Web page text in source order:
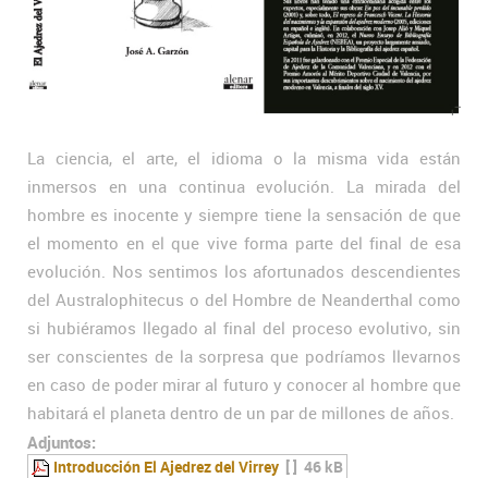
La ciencia, el arte, el idioma o la misma vida están
inmersos en una continua evolución. La mirada del
hombre es inocente y siempre tiene la sensación de que
el momento en el que vive forma parte del final de esa
evolución. Nos sentimos los afortunados descendientes
del Australophitecus o del Hombre de Neanderthal como
si hubiéramos llegado al final del proceso evolutivo, sin
ser conscientes de la sorpresa que podríamos llevarnos
en caso de poder mirar al futuro y conocer al hombre que
habitará el planeta dentro de un par de millones de años.
Adjuntos:
Introducción El Ajedrez del Virrey [ ] 46 kB